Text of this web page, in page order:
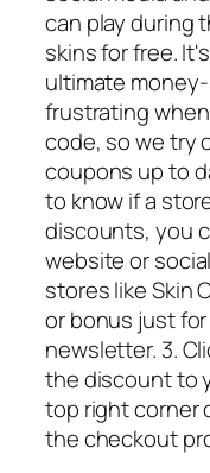
can play during
skins for free.
ultimate
frustrating
code, so we try
coupons up to
to know if a
discounts, you
website or
stores like Skin
or bonus just
newsletter. 3.
the discount to
top right corner
the checkout